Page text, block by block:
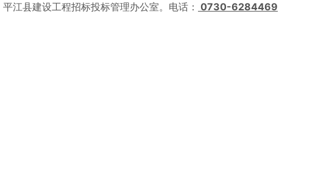
江县建设工程招标投标管理办公室。电话： 0730-6284469